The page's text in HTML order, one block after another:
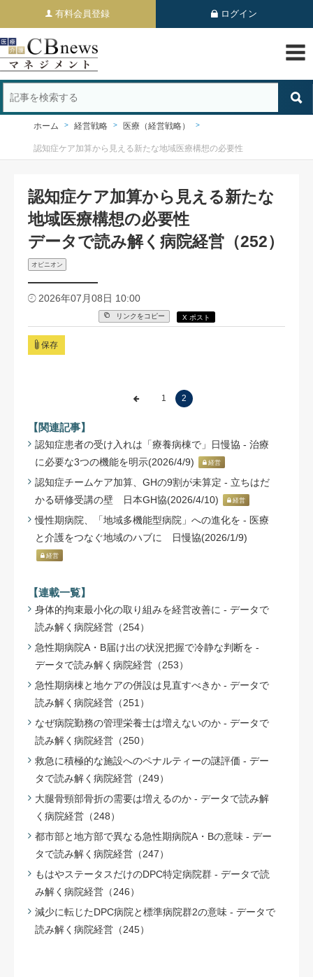
有料会員登録 ログイン
ホーム 経営戦略 医療（経営戦略）
認知症ケア加算から見える新たな地域医療構想の必要性
認知症ケア加算から見える新たな
地域医療構想の必要性
データで読み解く病院経営（252）
オピニオン
2026年07月08日 10:00
リンクをコピー X ポスト
保存
1 2
【関連記事】
認知症患者の受け入れは「療養病棟で」日慢協 - 治療
に必要な3つの機能を明示(2026/4/9)
経営
認知症チームケア加算、GHの9割が未算定 - 立ちはだ
かる研修受講の壁 日本GH協(2026/4/10)
経営
慢性期病院、「地域多機能型病院」への進化を - 医療
と介護をつなぐ地域のハブに 日慢協(2026/1/9)
経営
【連載一覧】
身体的拘束最小化の取り組みを経営改善に - データで
読み解く病院経営（254）
急性期病院A・B届け出の状況把握で冷静な判断を -
データで読み解く病院経営（253）
急性期病棟と地ケアの併設は見直すべきか - データで
読み解く病院経営（251）
なぜ病院勤務の管理栄養士は増えないのか - データで
読み解く病院経営（250）
救急に積極的な施設へのペナルティーの謎評価 - デー
タで読み解く病院経営（249）
大腿骨頸部骨折の需要は増えるのか - データで読み解
く病院経営（248）
都市部と地方部で異なる急性期病院A・Bの意味 - デー
タで読み解く病院経営（247）
もはやステータスだけのDPC特定病院群 - データで読
み解く病院経営（246）
減少に転じたDPC病院と標準病院群2の意味 - データで
読み解く病院経営（245）